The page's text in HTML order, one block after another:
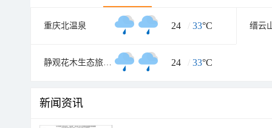
重庆北温泉 24 / 33°C
静观花木生态旅游区 24 / 33°C
新闻资讯